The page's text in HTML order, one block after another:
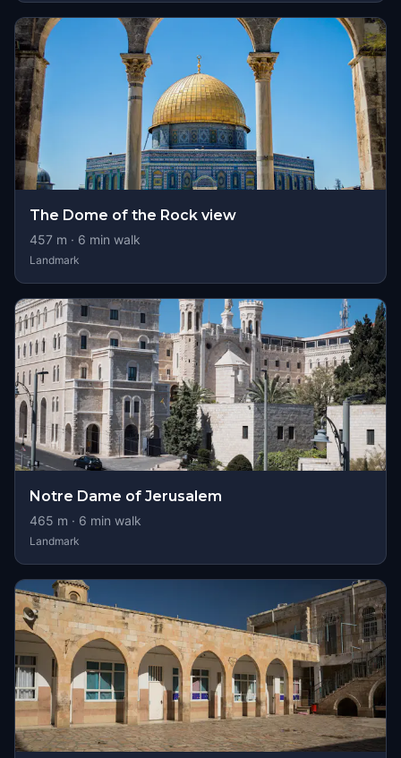
The Dome of the Rock view
457 m · 6 min walk
Landmark
Notre Dame of Jerusalem
465 m · 6 min walk
Landmark